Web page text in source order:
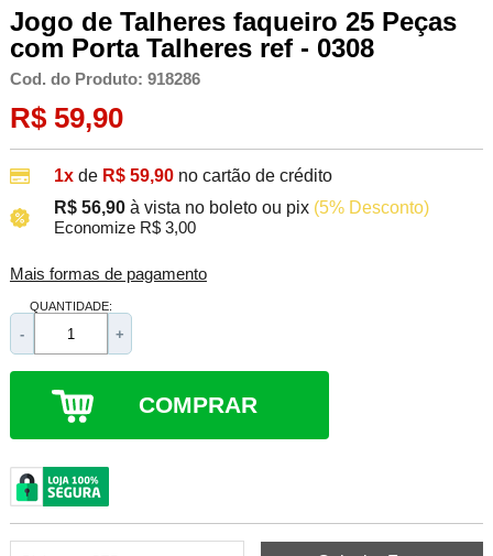
Jogo de Talheres faqueiro 25 Peças
com Porta Talheres ref - 0308
Cod. do Produto: 918286
R$ 59,90
1xde R$ 59,90 no cartão de crédito
R$ 56,90 à vista no boleto ou pix (5% Desconto)
Economize R$ 3,00
Mais formas de pagamento
QUANTIDADE:
- +
COMPRAR